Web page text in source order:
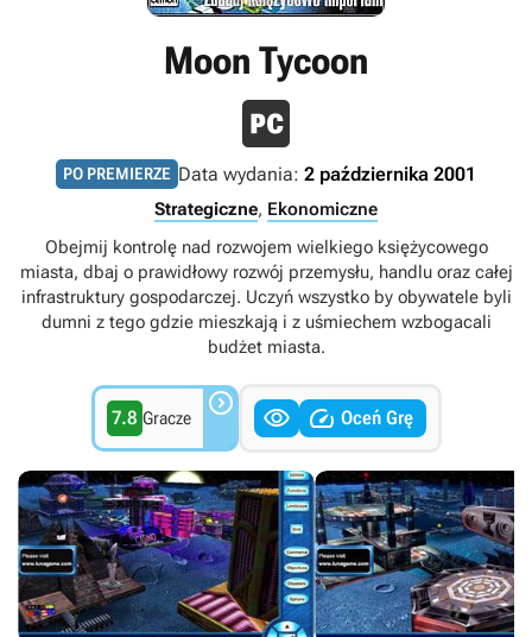
Moon Tycoon
PO PREMIERZE Data wydania: 2 października 2001
Strategiczne, Ekonomiczne
Obejmij kontrolę nad rozwojem wielkiego księżycowego
miasta, dbaj o prawidłowy rozwój przemysłu, handlu oraz całej
infrastruktury gospodarczej. Uczyń wszystko by obywatele byli
dumni z tego gdzie mieszkają i z uśmiechem wzbogacali
budżet miasta.
7.8 Gracze    Oceń Grę